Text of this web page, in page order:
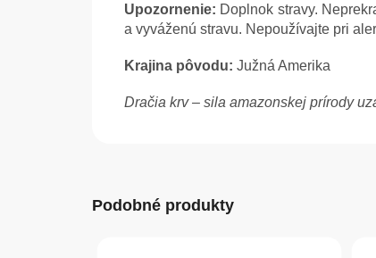
Upozornenie: Doplnok stravy.
a vyváženú stravu. Nepoužívajte pri
Krajina pôvodu: Južná Amerika
Dračia krv – sila amazonskej prírody
Podobné produkty